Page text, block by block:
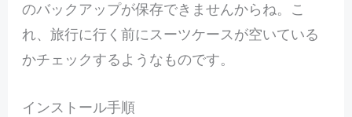
のバックアップが保存できませんからね。こ
れ、旅行に行く前にスーツケースが空いている
かチェックするようなものです。
インストール手順